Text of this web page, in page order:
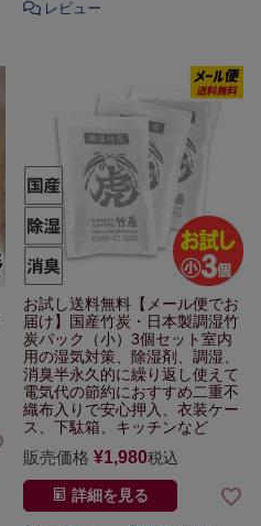
お試し送料無料【メール便でお
届け】
国産竹炭・日本製調湿竹
炭パック（小）3個セット室内
用の湿気対策、除湿剤、調湿、
消臭半永久的に繰り返し使えて
電気代の節約におすすめ二重不
織布入りで安心押入、衣装ケー
ス、下駄箱、キッチンなど
販売価格 ¥1,980税込
詳細を見る